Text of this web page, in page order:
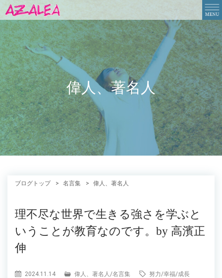
偉人、著名人
ブログトップ 名言集 偉人、著名人
理不尽な世界で生きる強さを学ぶと
いうことが教育なのです。by 高濱正
伸
2024.11.14 偉人、著名人 /名言集 努力 /幸福/成長